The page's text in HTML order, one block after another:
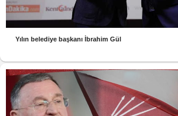
Yılın belediye başkanı İbrahim Gül